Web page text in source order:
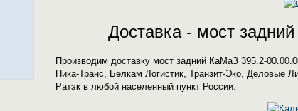
Доставка - мост
Производим доставку мост задний КаМаЗ 395.2-
Ника-Транс, Белкам Логистик, Транзит-Эко, Деловые
Ратэк в любой населенный пункт России: